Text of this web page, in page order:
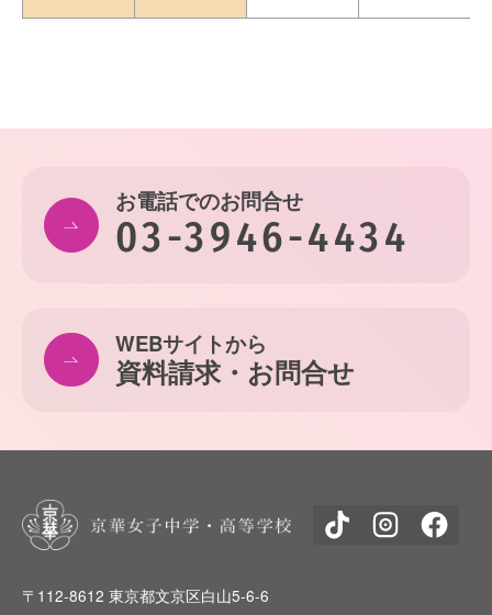
お電話でのお問合せ
03-3946-4434
WEBサイトから
資料請求・お問合せ
〒112-8612 東京都文京区白山5-6-6